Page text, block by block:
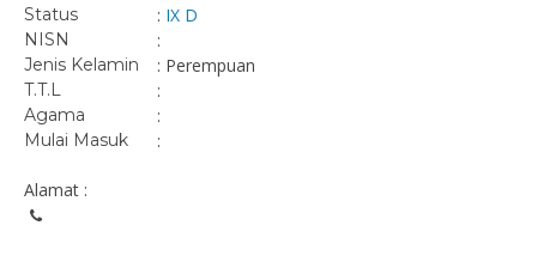
Status : IX D
NISN :
Jenis Kelamin : Perempuan
T.T.L :
Agama :
Mulai Masuk :
Alamat :